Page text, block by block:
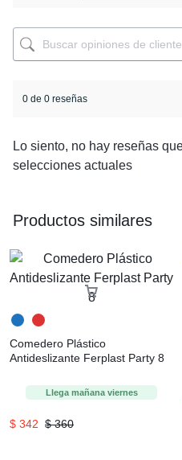
0 de 0 reseñas
Lo siento, no hay reseñas
selecciones actuales
Productos similares
Comedero Plástico
Antideslizante Ferplast Party 8
Llega mañana viernes
$360
$ 342